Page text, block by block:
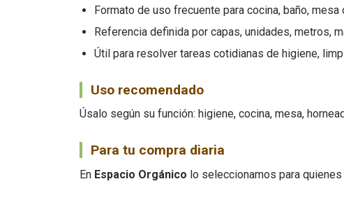
Formato de uso frecuente para cocina, baño,
Referencia definida por capas, unidades, metros,
Útil para resolver tareas cotidianas de higiene,
Uso recomendado
Úsalo según su función: higiene, cocina, mesa,
Para tu compra diaria
En Espacio Orgánico lo seleccionamos para